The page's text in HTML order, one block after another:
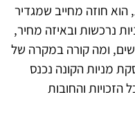
חוזה מחייב שמגדיר
נרכשות ובאיזה מחיר,
ומה קורה במקרה של
מניות הקונה נכנס
והחובות